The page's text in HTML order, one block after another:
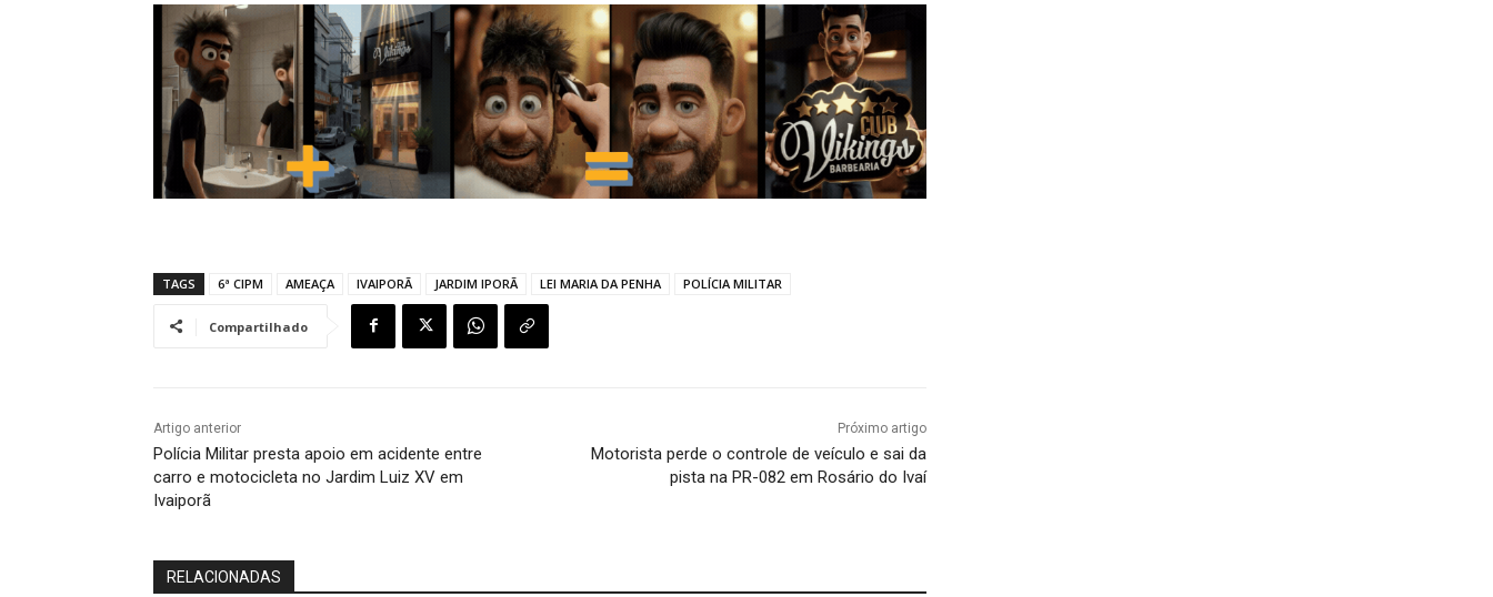
TAGS 6ª CIPM AMEAÇA IVAIPORÃ JARDIM IPORÃ LEI MARIA DA PENHA POLÍCIA MILITAR
Compartilhado
Artigo anterior
Polícia Militar presta apoio em acidente entre
carro e motocicleta no Jardim Luiz XV em
Ivaiporã
Próximo artigo
Motorista perde o controle de veículo e sai da
pista na PR-082 em Rosário do Ivaí
RELACIONADAS